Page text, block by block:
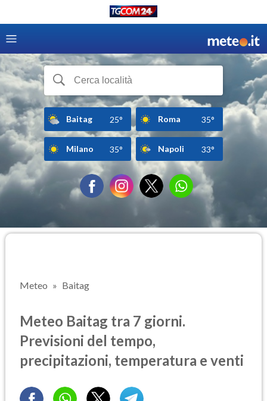
Baitag 25° Roma 35°
Milano 35° Napoli 33°
Meteo Baitag
Meteo Baitag tra 7 giorni.
Previsioni del tempo,
precipitazioni, temperatura e venti